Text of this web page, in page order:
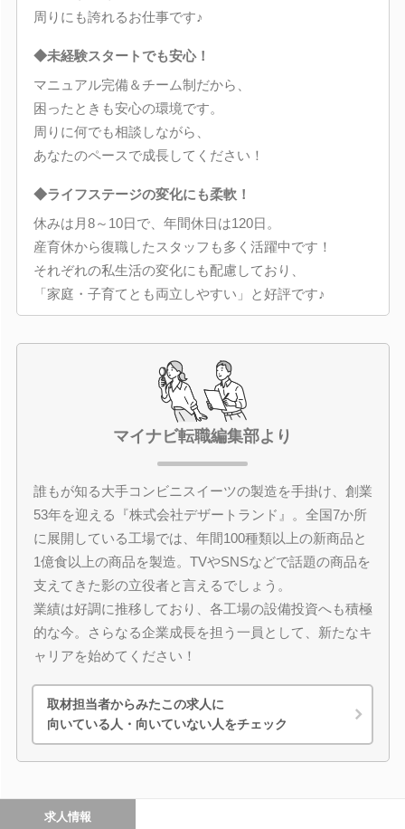
周りにも誇れるお仕事です♪
◆未経験スタートでも安心！
マニュアル完備＆チーム制だから、
困ったときも安心の環境です。
周りに何でも相談しながら、
あなたのペースで成長してください！
◆ライフステージの変化にも柔軟！
休みは月8～10日で、年間休日は120日。
産育休から復職したスタッフも多く活躍中です！
それぞれの私生活の変化にも配慮しており、
「家庭・子育てとも両立しやすい」と好評です♪
マイナビ転職編集部より
誰もが知る大手コンビニスイーツの製造を手掛け、創業
53年を迎える『株式会社デザートランド』。全国7か所
に展開している工場では、年間100種類以上の新商品と
1億食以上の商品を製造。TVやSNSなどで話題の商品を
支えてきた影の立役者と言えるでしょう。
業績は好調に推移しており、各工場の設備投資へも積極
的な今。さらなる企業成長を担う一員として、新たなキ
ャリアを始めてください！
取材担当者からみたこの求人に
向いている人・向いていない人をチェック
求人情報